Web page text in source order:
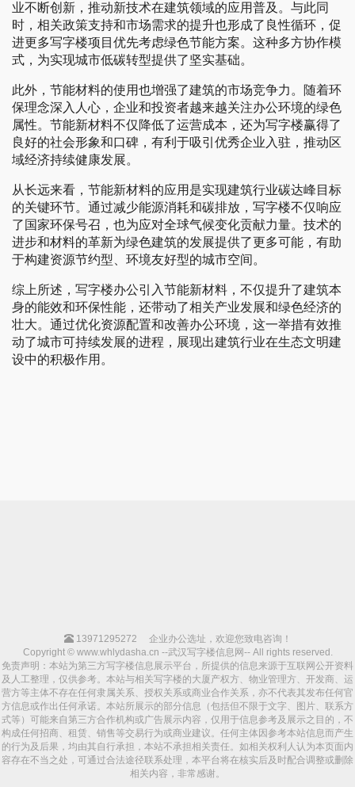
业不断创新，推动新技术在建筑领域的应用普及。与此同
时，相关政策支持和市场需求的提升也形成了良性循环，促
进更多写字楼项目优先考虑绿色节能方案。这种多方协作模
式，为实现城市低碳转型提供了坚实基础。
此外，节能材料的使用也增强了建筑的市场竞争力。随着环
保理念深入人心，企业和投资者越来越关注办公环境的绿色
属性。节能新材料不仅降低了运营成本，还为写字楼赢得了
良好的社会形象和口碑，有利于吸引优秀企业入驻，推动区
域经济持续健康发展。
从长远来看，节能新材料的应用是实现建筑行业碳达峰目标
的关键环节。通过减少能源消耗和碳排放，写字楼不仅响应
了国家环保号召，也为应对全球气候变化贡献力量。技术的
进步和材料的革新为绿色建筑的发展提供了更多可能，有助
于构建资源节约型、环境友好型的城市空间。
综上所述，写字楼办公引入节能新材料，不仅提升了建筑本
身的能效和环保性能，还带动了相关产业发展和绿色经济的
壮大。通过优化资源配置和改善办公环境，这一举措有效推
动了城市可持续发展的进程，展现出建筑行业在生态文明建
设中的积极作用。
13971295272
企业办公选址，欢迎您致电咨询！
Copyright © www.whlydasha.cn --武汉写字楼信息网-- All rights reserved.
免责声明：本站为第三方写字楼信息展示平台，所提供的信息来源于互联网公开资料
及人工整理，仅供参考。本站与相关写字楼的大厦产权方、物业管理方、开发商、运
营方等主体不存在任何隶属关系、授权关系或商业合作关系，亦不代表其发布任何官
方信息或作出任何承诺。本站所展示的部分信息（包括但不限于文字、图片、联系方
式等）可能来自第三方合作机构或广告展示内容，仅用于信息参考及展示之目的，不
构成任何招商、租赁、销售等交易行为或商业建议。任何主体因参考本站信息而产生
的行为及后果，均由其自行承担，本站不承担相关责任。如相关权利人认为本页面内
容存在不当之处，可通过合法途径联系处理，本平台将在核实后及时配合调整或删除
相关内容，非常感谢。